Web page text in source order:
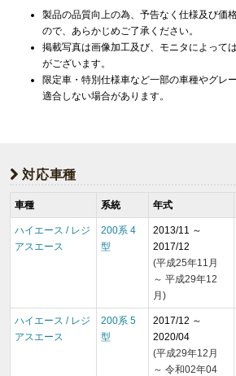
製品の品質向上の為、予告なく仕様及び価
ので、あらかじめご了承ください。
掲載写真は画像加工及び、モニタによって
がございます。
限定車・特別仕様車など一部の車種やグレ
適合しない場合があります。
対応車種
車種 系統 年式
ハイエース / レジ
アスエース
200系 4
型
2013/11 ～
2017/12
(平成25年11月
～ 平成29年12
月)
ハイエース / レジ
アスエース
200系 5
型
2017/12 ～
2020/04
(平成29年12月
～ 令和02年04